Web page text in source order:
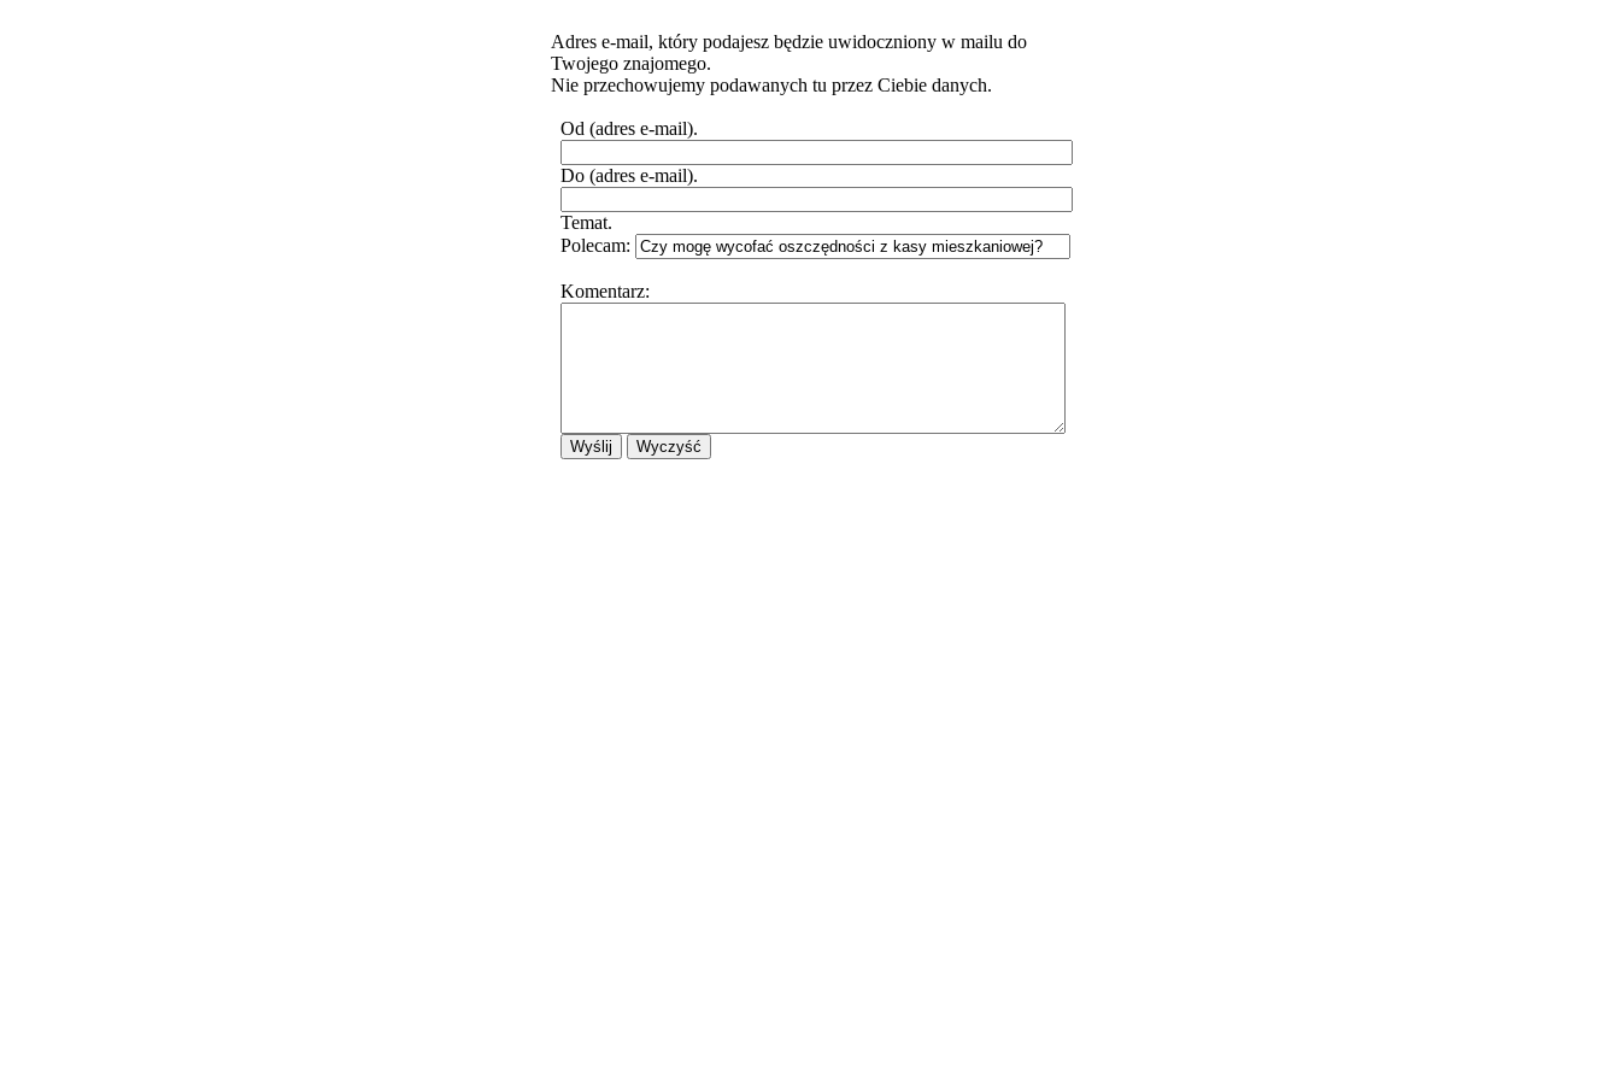
Adres e-mail, który podajesz będzie uwidoczniony w mailu do
Twojego znajomego.
Nie przechowujemy podawanych tu przez Ciebie danych.
Od (adres e-mail).
Do (adres e-mail).
Temat.
Polecam:
Komentarz: